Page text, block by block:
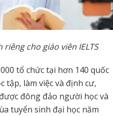
cho giáo viên IELTS
tổ chức tại hơn 140 quốc
tập, làm việc và định cư,
đông đảo người học và
tuyển sinh đại học năm